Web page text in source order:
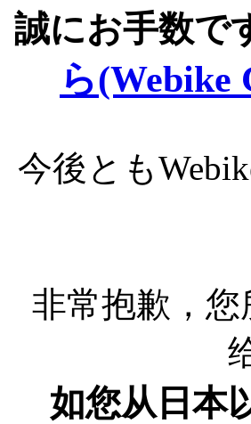
誠にお手数で
ら
今後とも
非常抱歉，
如您从日本